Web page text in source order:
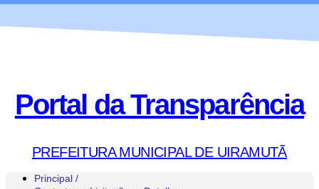
Portal da Transparência
PREFEITURA MUNICIPAL DE UIRAMUTÃ
Principal /